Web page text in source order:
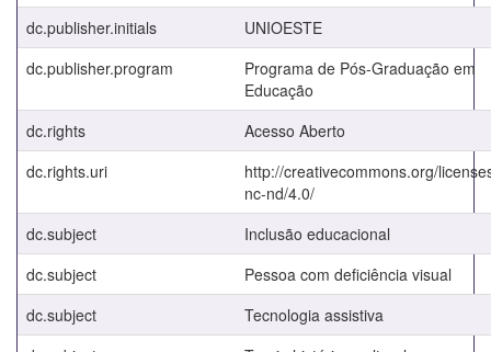
dc.publisher.initials
UNIOESTE
dc.publisher.program
Programa de Pós-Graduação em
Educação
dc.rights
Acesso Aberto
dc.rights.uri
http://creativecommons.org/
nc-nd/4.0/
dc.subject
Inclusão educacional
dc.subject
Pessoa com deficiência visual
dc.subject
Tecnologia assistiva